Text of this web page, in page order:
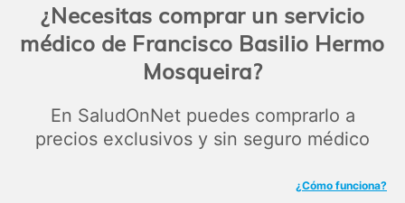
¿Necesitas comprar un servicio
médico de Francisco Basilio Hermo
Mosqueira?
En SaludOnNet puedes comprarlo a
precios exclusivos y sin seguro médico
¿Cómo funciona?